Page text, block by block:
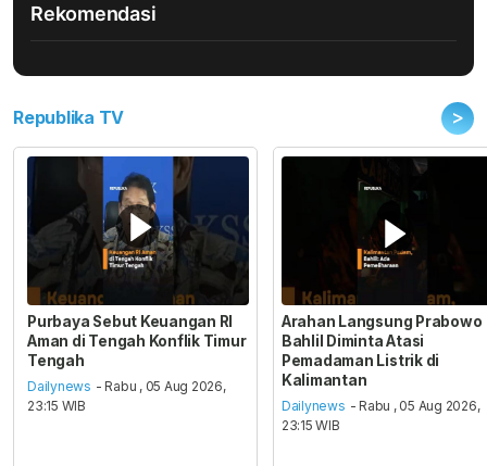
Rekomendasi
Republika TV >
Purbaya Sebut Keuangan RI
Aman di Tengah Konflik Timur
Tengah
Dailynews - Rabu , 05 Aug 2026,
23:15 WIB
Arahan Langsung Prabowo
Bahlil Diminta Atasi
Pemadaman Listrik di
Kalimantan
Dailynews - Rabu , 05 Aug 2026,
23:15 WIB